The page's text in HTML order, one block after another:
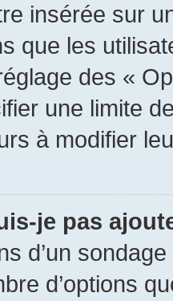
insérée sur
que les
des «
une limite
à modifier
je pas
d’un
d’options